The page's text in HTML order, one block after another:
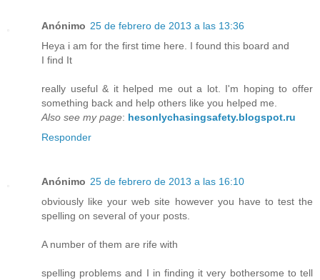
Anónimo 25 de febrero de 2013 a las 13:36
Heya i am for the first time here. I found this board and
I find It
really useful & it helped me out a lot. I'm hoping to offer
something back and help others like you helped me.
Also see my page: hesonlychasingsafety.blogspot.ru
Responder
Anónimo 25 de febrero de 2013 a las 16:10
obviously like your web site however you have to test the
spelling on several of your posts.
A number of them are rife with
spelling problems and I in finding it very bothersome to tell